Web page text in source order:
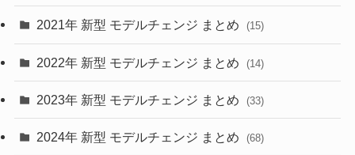
(10)
(9)
(22)
(4)
2021年 新型 モデルチェンジ まとめ (15)
2022年 新型 モデルチェンジ まとめ (14)
2023年 新型 モデルチェンジ まとめ (33)
2024年 新型 モデルチェンジ まとめ (68)